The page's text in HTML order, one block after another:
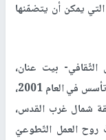
يمكن أن يتضمّنها
بيت عنان،
بالحُضور، وقدّم شرحًا عن المنتدى الثّقافيّ الذي تأسس في العام 2001،
شمال غرب القدس،
روح العمل التّطوعيّ